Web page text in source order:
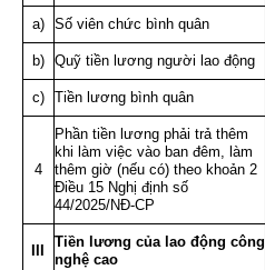
a) Số viên chức bình quân
b) Quỹ tiền lương người lao động
c) Tiền lương bình quân
4
Phần tiền lương phải trả thêm
khi làm việc vào ban đêm, làm
thêm giờ (nếu có) theo khoản 2
Điều 15 Nghị định số
44/2025/NĐ-CP
Tiền lương của lao động công
nghệ cao